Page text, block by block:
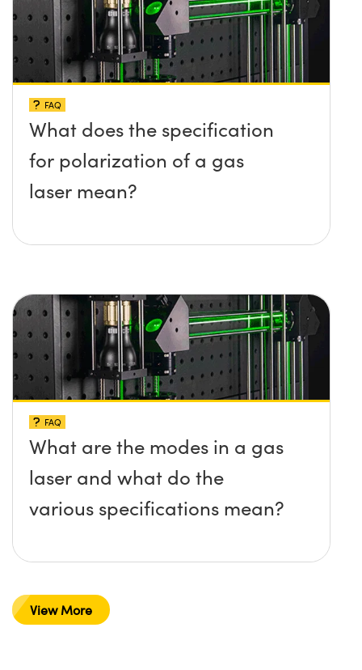
FAQ
What does the specification
for polarization of a gas
laser mean?
FAQ
What are the modes in a gas
laser and what do the
various specifications mean?
View More